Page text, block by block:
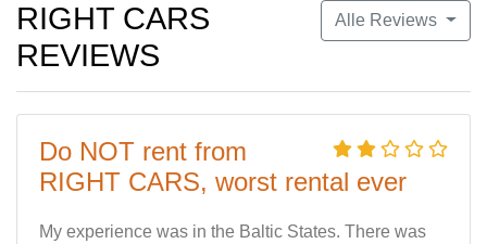
Alle Reviews
RIGHT CARS
REVIEWS
Do NOT rent from
RIGHT CARS, worst rental ever
My experience was in the Baltic States. There was